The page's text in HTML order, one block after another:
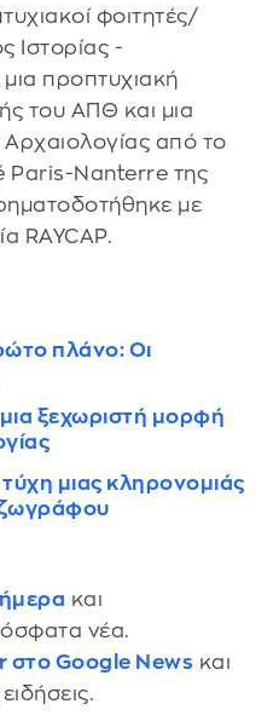
φοιτητές/
Ιστορίας -
προπτυχιακή
του ΑΠΘ και μια
Αρχαιολογίας από το
Paris-Nanterre της
με
RAYCAP.
πλάνο: Οι
ξεχωριστή μορφή
μιας κληρονομιάς
και
νέα.
στο Google News και